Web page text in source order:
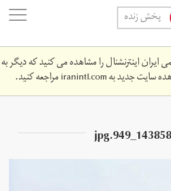
پخش زنده
اینترنشنال را مشاهده می کنید که دیگر به
سایت جدید بهiranintl.comمراجعه کنید.
143858_949.jpg